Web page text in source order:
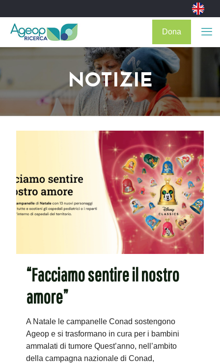
Dona
NOTIZIE
“Facciamo sentire il nostro
amore”
A Natale le campanelle Conad sostengono
Ageop e si trasformano in cura per i bambini
ammalati di tumore Quest’anno, nell’ambito
della campagna nazionale di Conad,